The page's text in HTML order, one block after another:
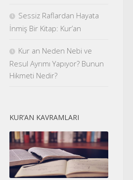
Sessiz Raflardan Hayata
İnmiş Bir Kitap: Kur’an
Kur an Neden Nebi ve
Resul Ayrımı Yapıyor? Bunun
Hikmeti Nedir?
KUR’AN KAVRAMLARI